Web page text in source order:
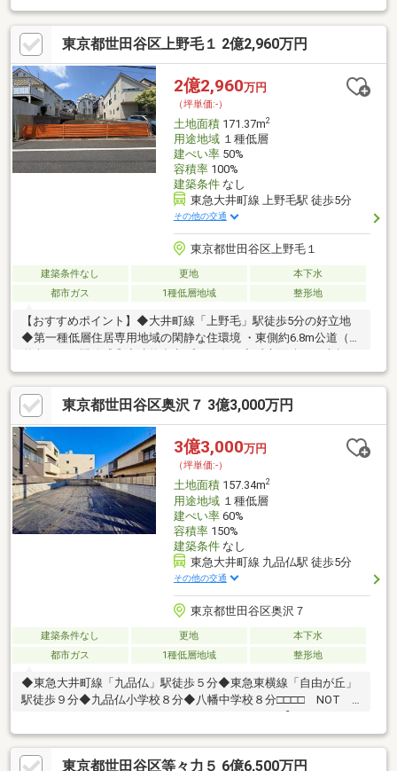
沢』駅も徒歩圏内！利便性高い立地です♪◇駅前は南北両方に商
店街が広がる笹塚エリア！充実した生活環境です！◆建築条件な
しのためお好みのハウスメーカーで建築可能です！まずは、現地
をご案内させていただきます！☆―――――・・・
―☆― ・・・―――――☆
東京都世田谷区上野毛１ 2億2,960万円
2億2,960万円
（坪単価:-）
土地面積171.37m2
用途地域１種低層
建ぺい率50%
容積率100%
建築条件なし
東急大井町線 上野毛駅 徒歩5分
その他の交通
東京都世田谷区上野毛１
建築条件なし 更地
本下水
都市ガス
1種低層地域 整形地
【おすすめポイント】◆大井町線「上野毛」駅徒歩5分の好立地
◆第一種低層住居専用地域の閑静な住環境 ・東側約6.8m公道（歩
ゆとりある間取り ・LDK17.7帖以上家族が集うくつろぎ空間 ・各
室収納設計で生活空間をスッキリ保てます ・断熱等級4等の快適
な標準仕様をご用意緑化地域の潤いある街で、理想の暮らしを！
東京都世田谷区奥沢７ 3億3,000万円
3億3,000万円
（坪単価:-）
土地面積157.34m2
用途地域１種低層
建ぺい率60%
容積率150%
建築条件なし
東急大井町線 九品仏駅 徒歩5分
その他の交通
東京都世田谷区奥沢７
建築条件なし 更地
本下水
都市ガス
1種低層地域 整形地
◆東急大井町線「九品仏」駅徒歩５分◆東急東横線「自由が丘」
駅徒歩９分◆九品仏小学校８分◆八幡中学校８分□□□□ NOT
OLD，BE CLASSIC． □□□□ ■ウォールメイトは【かかりつけの
不動産屋】として 徹底的にまで顧客主義を貫く事をお約束いたし
ます ■都心エリアに特化した情報網を駆使し、最良の不動産をご
提案 ■住宅ローンシュミレーション無料相談会 毎日随時開催中
東京都世田谷区等々力５ 6億6,500万円